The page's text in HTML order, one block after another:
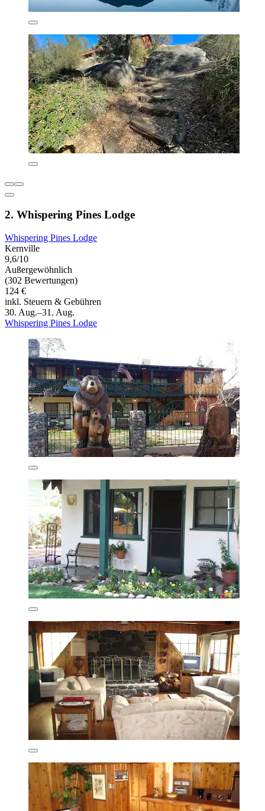
2. Whispering Pines Lodge
Whispering Pines Lodge
Kernville
9,6/10
Außergewöhnlich
(302 Bewertungen)
124 €
inkl. Steuern & Gebühren
30. Aug.–31. Aug.
Whispering Pines Lodge